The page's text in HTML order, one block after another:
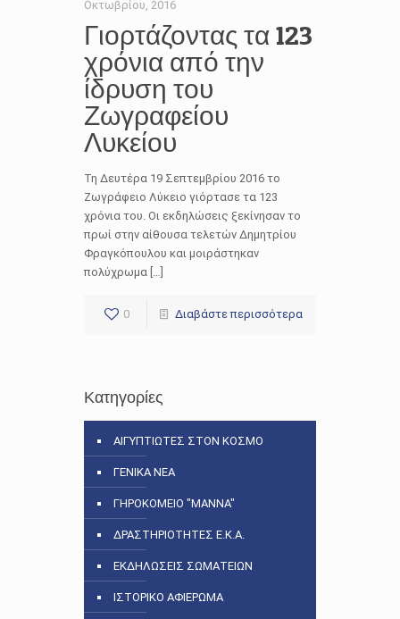
Οκτωβρίου, 2016
Γιορτάζοντας τα 123
χρόνια από την
ίδρυση του
Ζωγραφείου
Λυκείου
Τη Δευτέρα 19 Σεπτεμβρίου 2016 το
Ζωγράφειο Λύκειο γιόρτασε τα 123
χρόνια του. Οι εκδηλώσεις ξεκίνησαν το
πρωί στην αίθουσα τελετών Δημητρίου
Φραγκόπουλου και μοιράστηκαν
πολύχρωμα […]
0 Διαβάστε περισσότερα
Κατηγορίες
ΑΙΓΥΠΤΙΩΤΕΣ ΣΤΟΝ ΚΟΣΜΟ
ΓΕΝΙΚΑ ΝΕΑ
ΓΗΡΟΚΟΜΕΙΟ "ΜΑΝΝΑ"
ΔΡΑΣΤΗΡΙΟΤΗΤΕΣ Ε.Κ.Α.
ΕΚΔΗΛΩΣΕΙΣ ΣΩΜΑΤΕΙΩΝ
ΙΣΤΟΡΙΚΟ ΑΦΙΕΡΩΜΑ